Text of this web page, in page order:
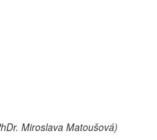
Miroslava Matoušová)